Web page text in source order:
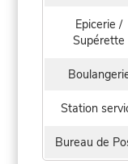
Epicerie /
Supérette
Station
Bureau de